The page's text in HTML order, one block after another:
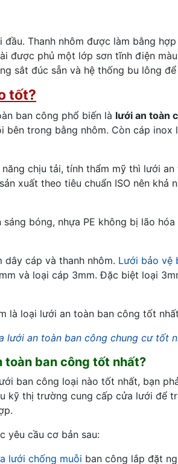
Thanh nhôm được làm bằng
được phủ một lớp sơn tĩnh điện
sắt đúc sẵn và hệ thống bu lông
tốt?
ban công phổ biến là lưới an toàn
trong bằng nhôm. Còn cáp inox
chịu tải, tính thẩm mỹ thì lưới
xuất theo tiêu chuẩn ISO nên khả
bóng, nhựa PE không bị lão
dây cáp và thanh nhôm. Lưới bảo vệ
và loại cáp 3mm. Đặc biệt loại
là loại lưới an toàn ban công tốt
lưới an toàn ban công chung cư tốt
toàn ban công tốt nhất?
ban công loại nào tốt nhất, bạn
kỹ thị trường cung cấp cửa lưới để
yêu cầu cơ bản sau:
lưới chống muỗi ban công lắp đặt